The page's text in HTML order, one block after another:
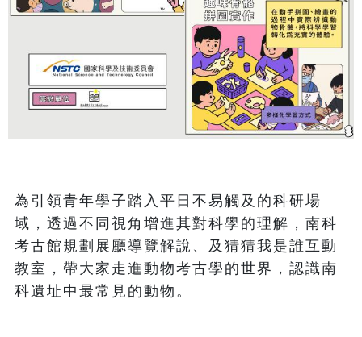
為引領青年學子踏入平日不易觸及的科研場
域，透過不同視角增進其對科學的理解，南科
考古館規劃展廳導覽解說、及猜猜我是誰互動
教室，帶大家走進動物考古學的世界，認識南
科遺址中最常見的動物。